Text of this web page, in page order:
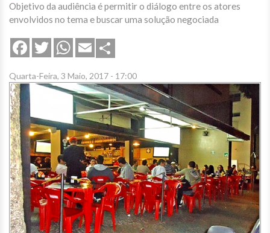
Objetivo da audiência é permitir o diálogo entre os atores
envolvidos no tema e buscar uma solução negociada
FacebookTwitterWhatsApp
Email
Quarta-Feira, 3 Maio, 2017 - 17:00